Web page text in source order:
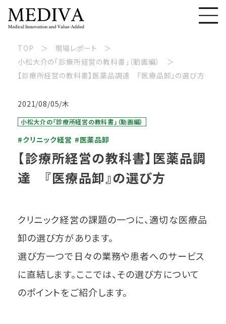
TOP
現場レポート
小松大介の「診療所経営の教科書」（動画編）
【診療所経営の教科書】医薬品調達 『医療品卸』の選び方
2021/08/05/木
小松大介の「診療所経営の教科書」（動画編）
#クリニック経営 #医薬品卸
【診療所経営の教科書】医薬品調
達 『医療品卸』の選び方
クリニック経営の課題の一つに、適切な医療品
卸の選び方があります。
選び方一つで日々の業務や患者へのサービス
に直結します。ここでは、その選び方について
のポイントをご紹介します。